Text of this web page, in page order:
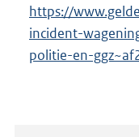
https://
incident-
politie-en-